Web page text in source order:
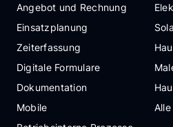
Angebot und Rechnung
Einsatzplanung
Zeiterfassung
Digitale Formulare
Dokumentation
Mobile